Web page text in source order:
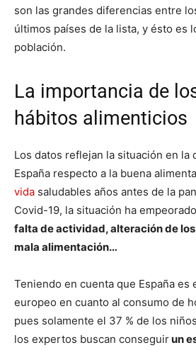
son las grandes diferencias entre
últimos países de la lista, y ésto es
población.
La importancia de
hábitos alimenticios
Los datos reflejan la situación en la
España respecto a la buena
vida saludables años antes de la
Covid-19, la situación ha
falta de actividad, alteración de
mala alimentación…
Teniendo en cuenta que España es
europeo en cuanto al consumo de
pues solamente el 37 % de los
los expertos buscan conseguirun